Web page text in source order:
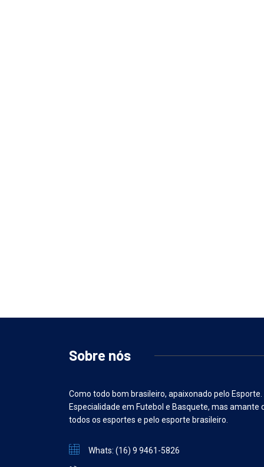
Sobre nós
Como todo bom brasileiro, apaixonado pelo Esporte.
Especialidade em Futebol e Basquete, mas amante
todos os esportes e pelo esporte brasileiro.
Whats: (16) 9 9461-5826